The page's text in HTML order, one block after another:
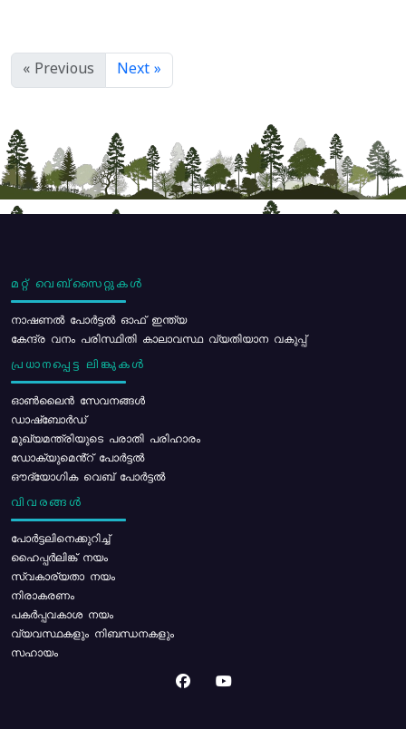
« Previous Next »
മറ്റ് വെബ്സൈറ്റുകൾ
നാഷണൽ പോർട്ടൽ ഓഫ് ഇന്ത്യ
കേന്ദ്ര വനം പരിസ്ഥിതി കാലാവസ്ഥ വ്യതിയാന വകുപ്പ്
പ്രധാനപ്പെട്ട ലിങ്കുകൾ
ഓൺലൈൻ സേവനങ്ങൾ
ഡാഷ്ബോർഡ്
മുഖ്യമന്ത്രിയുടെ പരാതി പരിഹാരം
ഡോക്യുമെൻ്റ് പോർട്ടൽ
ഔദ്യോഗിക വെബ് പോർട്ടൽ
വിവരങ്ങൾ
പോര്‍ട്ടലിനെക്കുറിച്ച്
ഹൈപ്പർലിങ്ക് നയം
സ്വകാര്യതാ നയം
നിരാകരണം
പകർപ്പവകാശ നയം
വ്യവസ്ഥകളും നിബന്ധനകളും
സഹായം